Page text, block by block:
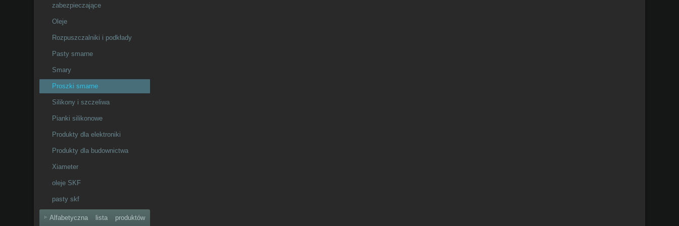
zabezpieczające
Oleje
Rozpuszczalniki i podkłady
Pasty smarne
Smary
Proszki smarne
Silikony i szczeliwa
Pianki silikonowe
Produkty dla elektroniki
Produkty dla budownictwa
Xiameter
oleje SKF
pasty skf
Alfabetyczna lista produktów